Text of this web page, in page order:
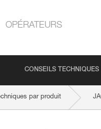
OPÉRATEURS
CONSEILS TECHNIQUES
par produit